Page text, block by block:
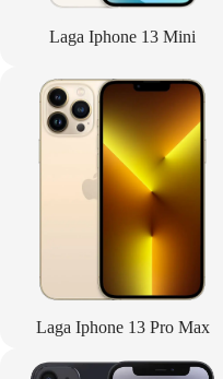
Laga Iphone 13 Mini
Laga Iphone 13 Pro Max